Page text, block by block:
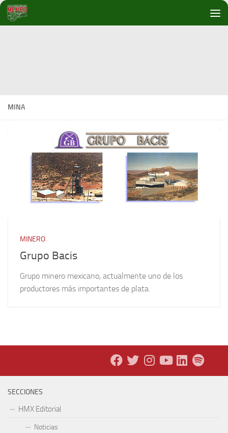
Debajo del contenido
MINA
MINERO
Grupo Bacis
Grupo minero mexicano, actualmente uno de los
productores más importantes de plata.
SECCIONES
HMX Editorial
Noticias